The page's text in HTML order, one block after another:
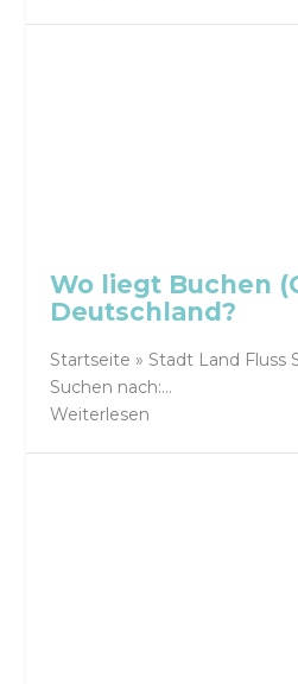
Wo liegt Buchen
Deutschland?
Startseite » Stadt Land Fluss
Suchen nach:...
Weiterlesen